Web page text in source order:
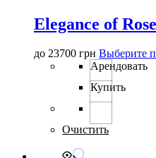
Elegance of
до 23700 грн Выберите
Арендовать
Купить
Очистить